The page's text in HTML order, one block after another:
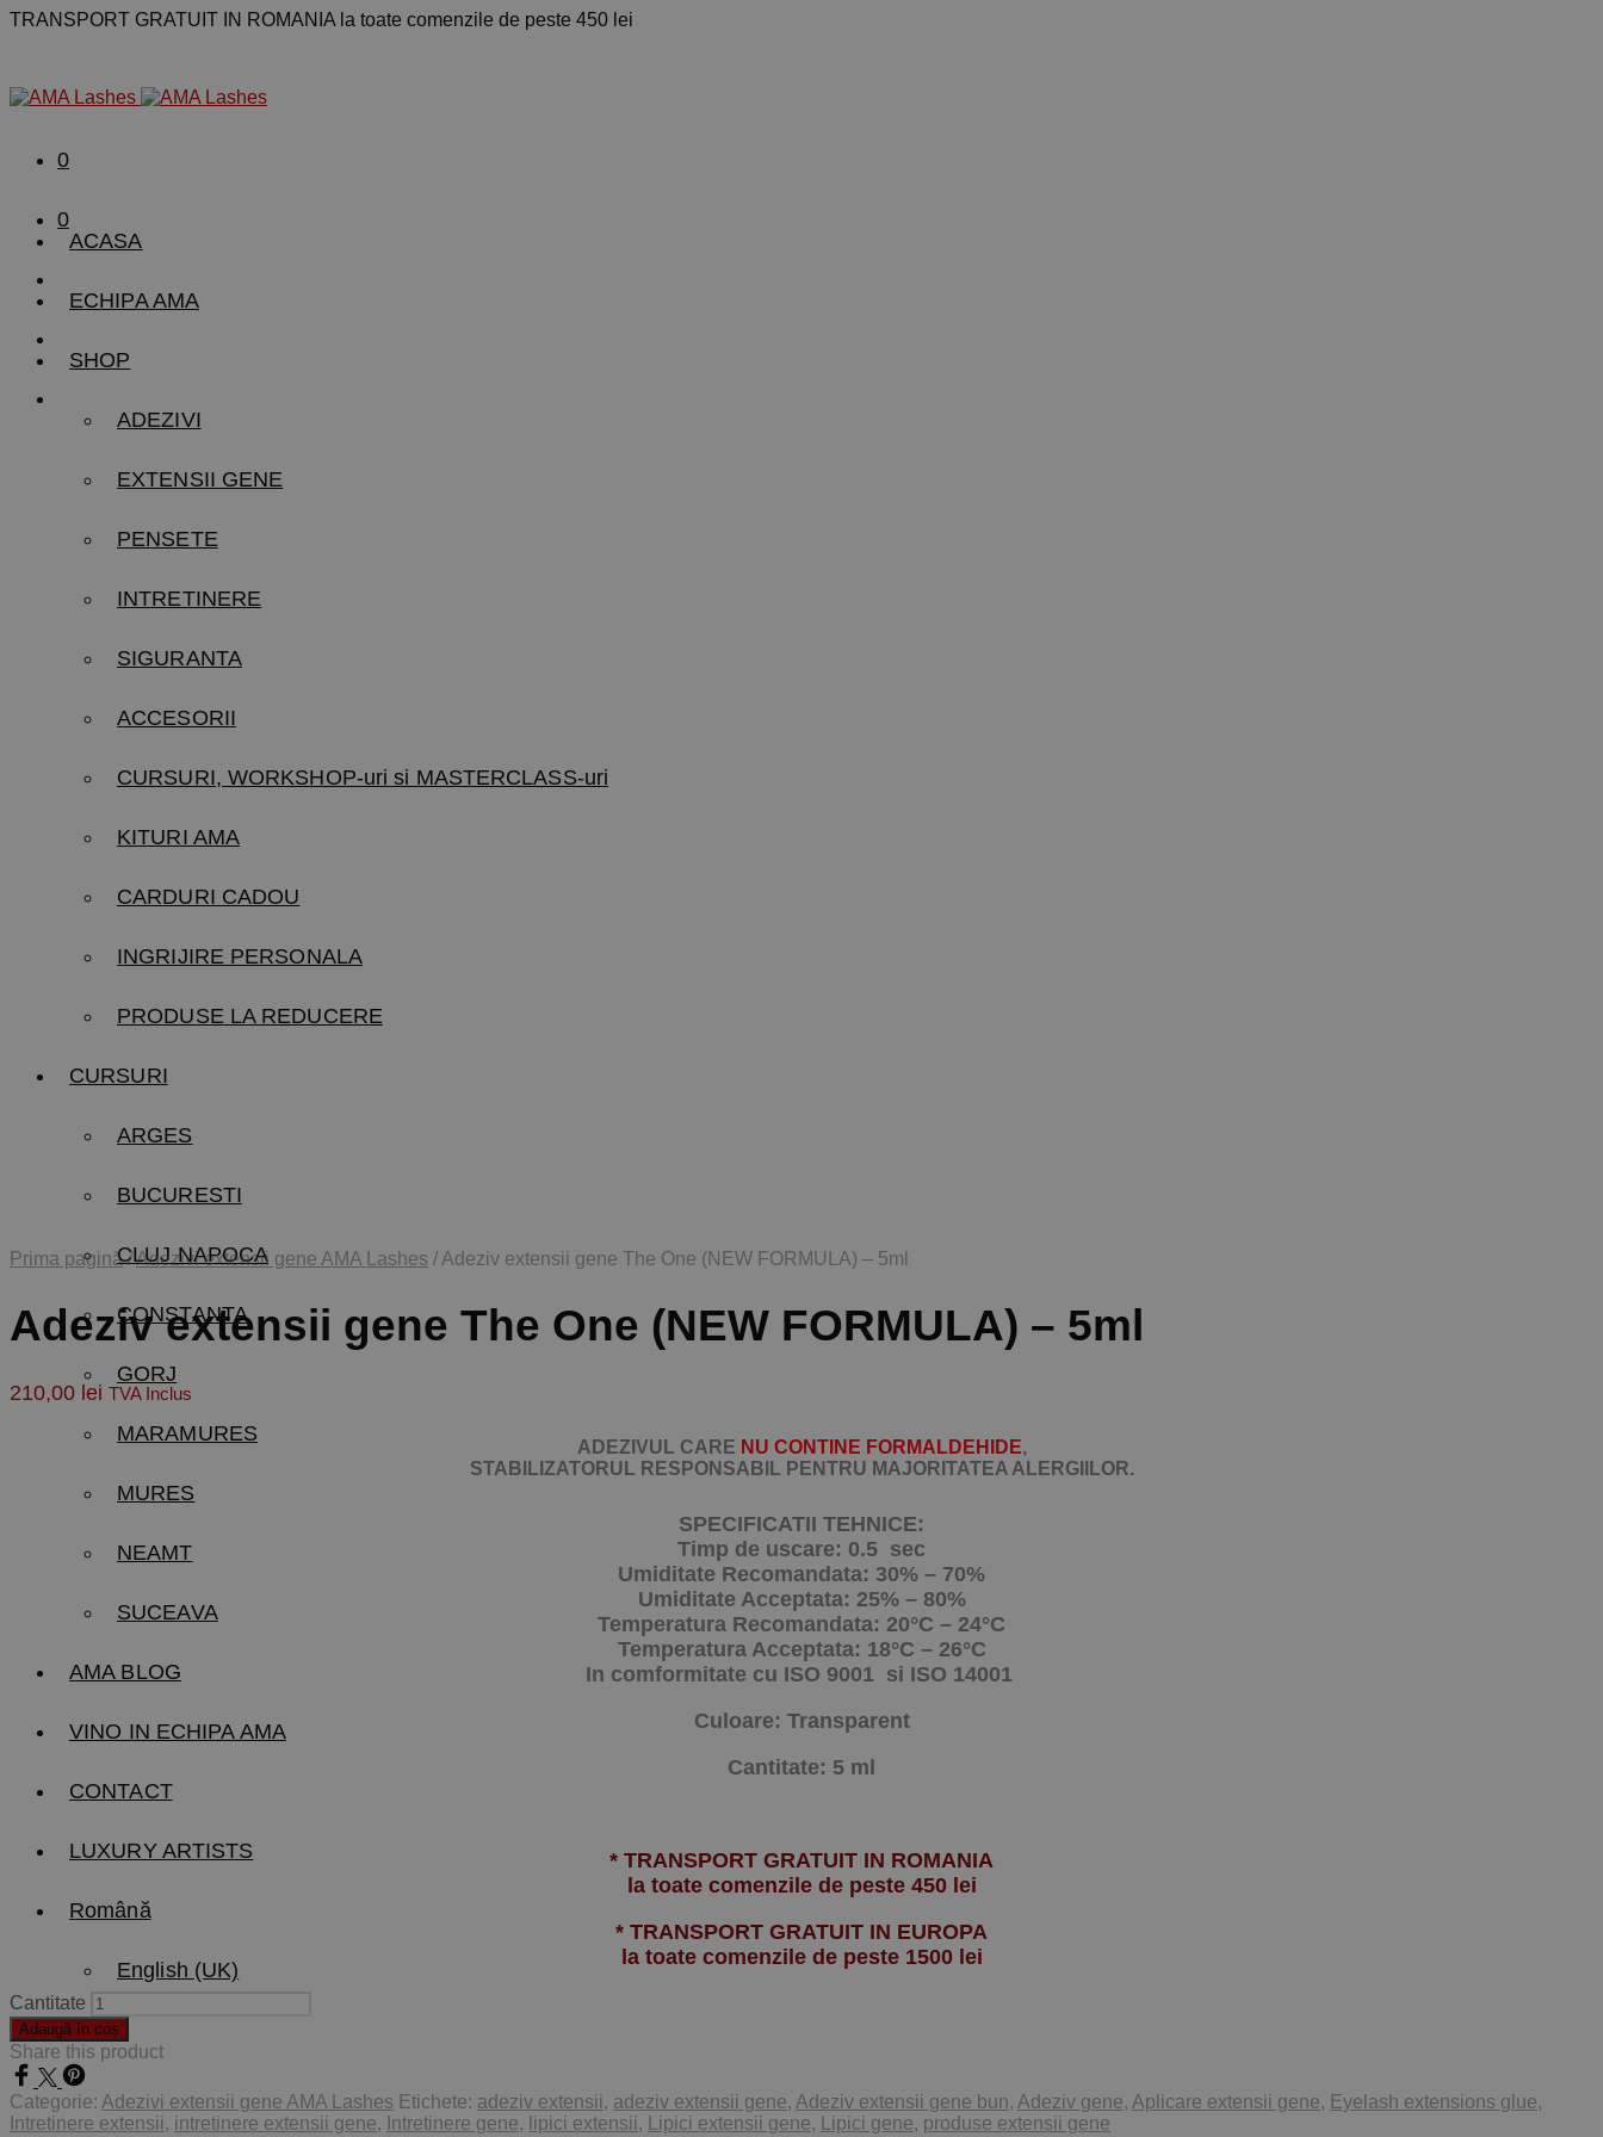
TRANSPORT GRATUIT IN ROMANIA la toate comenzile de peste 450 lei
0
0
ACASA
ECHIPA AMA
SHOP
ADEZIVI
EXTENSII GENE
PENSETE
INTRETINERE
SIGURANTA
ACCESORII
CURSURI, WORKSHOP-uri si MASTERCLASS-uri
KITURI AMA
CARDURI CADOU
INGRIJIRE PERSONALA
PRODUSE LA REDUCERE
CURSURI
ARGES
BUCURESTI
CLUJ NAPOCA
CONSTANTA
GORJ
MARAMURES
MURES
NEAMT
SUCEAVA
AMA BLOG
VINO IN ECHIPA AMA
CONTACT
LUXURY ARTISTS
Română
English (UK)
Prima pagină /Adezivi extensii gene AMA Lashes / Adeziv extensii gene The One (NEW FORMULA) – 5ml
Adeziv extensii gene The One (NEW FORMULA) – 5ml
210,00 lei TVA Inclus
ADEZIVUL CARE NU CONTINE FORMALDEHIDE,
STABILIZATORUL RESPONSABIL PENTRU MAJORITATEA ALERGIILOR.
SPECIFICATII TEHNICE:
Timp de uscare: 0.5 sec
Umiditate Recomandata: 30% – 70%
Umiditate Acceptata: 25% – 80%
Temperatura Recomandata: 20°C – 24°C
Temperatura Acceptata: 18°C – 26°C
In comformitate cu ISO 9001 si ISO 14001
Culoare: Transparent
Cantitate: 5 ml
* TRANSPORT GRATUIT IN ROMANIA
la toate comenzile de peste 450 lei
* TRANSPORT GRATUIT IN EUROPA
la toate comenzile de peste 1500 lei
Cantitate
Adaugă în coș
Share this product
Categorie: Adezivi extensii gene AMA Lashes Etichete: adeziv extensii, adeziv extensii gene, Adeziv extensii gene bun, Adeziv gene, Aplicare extensii gene, Eyelash extensions glue,
Intretinere extensii, intretinere extensii gene, Intretinere gene, lipici extensii, Lipici extensii gene, Lipici gene, produse extensii gene